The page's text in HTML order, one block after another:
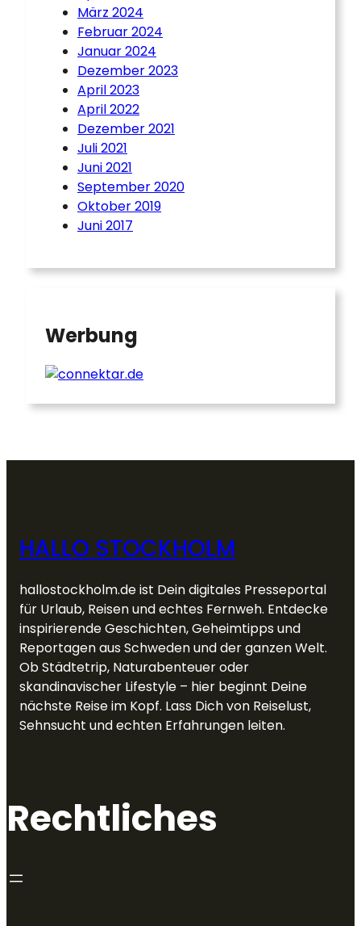
März 2024
Februar 2024
Januar 2024
Dezember 2023
April 2023
April 2022
Dezember 2021
Juli 2021
Juni 2021
September 2020
Oktober 2019
Juni 2017
Werbung
HALLO STOCKHOLM
hallostockholm.de ist Dein digitales Presseportal
für Urlaub, Reisen und echtes Fernweh. Entdecke
inspirierende Geschichten, Geheimtipps und
Reportagen aus Schweden und der ganzen Welt.
Ob Städtetrip, Naturabenteuer oder
skandinavischer Lifestyle – hier beginnt Deine
nächste Reise im Kopf. Lass Dich von Reiselust,
Sehnsucht und echten Erfahrungen leiten.
Rechtliches